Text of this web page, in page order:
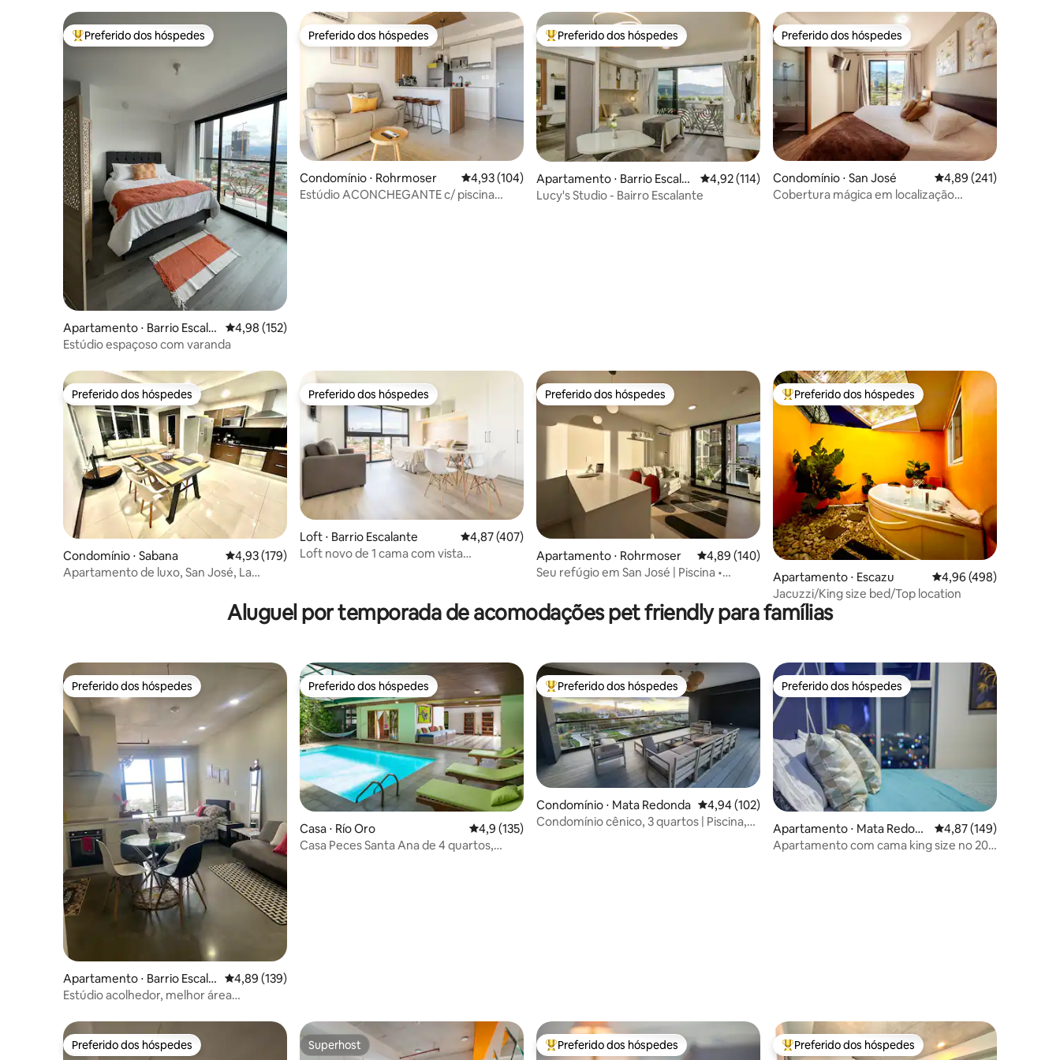
Entre os melhores preferidos dos hóspedes
Preferido dos hóspedes
Apartamento ⋅ Barrio Escala
nte
4,98 de uma avaliação média de 5, 152 avaliações
4,98 (152)
Estúdio espaçoso com varanda
Preferido dos hóspedes
Preferido dos hóspedes
Condomínio ⋅ Rohrmoser 4,93 de uma avaliação média de 5, 104 avaliações
4,93 (104)
Estúdio ACONCHEGANTE c/ piscina
Entre os melhores preferidos dos hóspedes
Preferido dos hóspedes
Apartamento ⋅ Barrio Escala
nte
4,92 de uma avaliação média de 5, 114 avaliações
4,92 (114)
Lucy's Studio - Bairro Escalante
Preferido dos hóspedes
Preferido dos hóspedes
Condomínio ⋅ San José 4,89 de uma avaliação
4,89 (241)
Cobertura mágica em localização
Preferido dos hóspedes
Preferido dos hóspedes
Condomínio ⋅ Sabana 4,93 de uma avaliação média de 5, 179 avaliações
4,93 (179)
Apartamento de luxo, San José, La
Preferido dos hóspedes
Preferido dos hóspedes
Loft ⋅ Barrio Escalante 4,87 de uma avaliação média de 5, 407 avaliações
4,87 (407)
Loft novo de 1 cama com vista
Preferido dos hóspedes
Preferido dos hóspedes
Apartamento ⋅ Rohrmoser 4,89 de uma avaliação média de 5, 140 avaliações
4,89 (140)
Seu refúgio em San José | Piscina •
Entre os melhores preferidos dos hóspedes
Preferido dos hóspedes
Apartamento ⋅ Escazu 4,96 de uma avaliação
4,96 (498)
Jacuzzi/King size bed/Top location
Aluguel por temporada de acomodações pet friendly para famílias
Preferido dos hóspedes
Preferido dos hóspedes
Apartamento ⋅ Barrio Escala
nte
4,89 de uma avaliação média de 5, 139 avaliações
4,89 (139)
Estúdio acolhedor, melhor área
Preferido dos hóspedes
Preferido dos hóspedes
Casa ⋅ Río Oro 4,9 de uma avaliação média de 5, 135 avaliações
4,9 (135)
Casa Peces Santa Ana de 4 quartos,
Entre os melhores preferidos dos hóspedes
Preferido dos hóspedes
Condomínio ⋅ Mata Redonda 4,94 de uma avaliação média de 5, 102 avaliações
4,94 (102)
Condomínio cênico, 3 quartos | Piscina,
Preferido dos hóspedes
Preferido dos hóspedes
Apartamento ⋅ Mata Redon
da
4,87 de uma avaliação
4,87 (149)
Apartamento com cama king size no 20º
Preferido dos hóspedes
Preferido dos hóspedes Superhost
Superhost Entre os melhores preferidos dos hóspedes
Preferido dos hóspedes Entre os melhores preferidos dos hóspedes
Preferido dos hóspedes